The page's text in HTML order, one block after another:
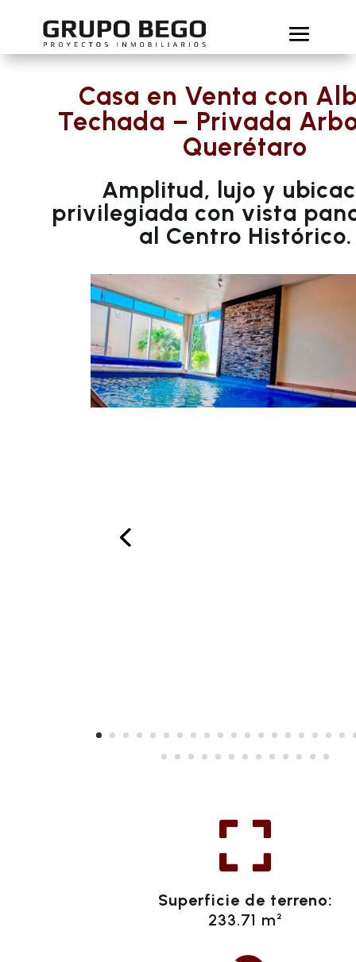
Casa en Venta con
Techada – Privada
Querétaro
Amplitud, lujo y
privilegiada con vista
al Centro Histórico.

Superficie de terreno:
233.71 m²